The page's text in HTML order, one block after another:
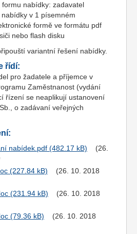
nabídky: zadavatel
v 1 písemném
formě ve formátu pdf
nebo flash disku
variantní řešení nabídky.
řídí:
pro žadatele a příjemce v
Zaměstnanost (vydání
řízení se neaplikují ustanovení
o zadávaní veřejných
nabídek.pdf
(26.
(26. 10. 2018
(26. 10. 2018
(26. 10. 2018